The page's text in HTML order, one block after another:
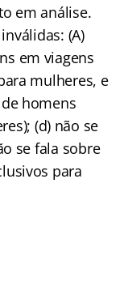
em análise.
(A)
em viagens
mulheres, e
homens
(d) não se
se fala sobre
para